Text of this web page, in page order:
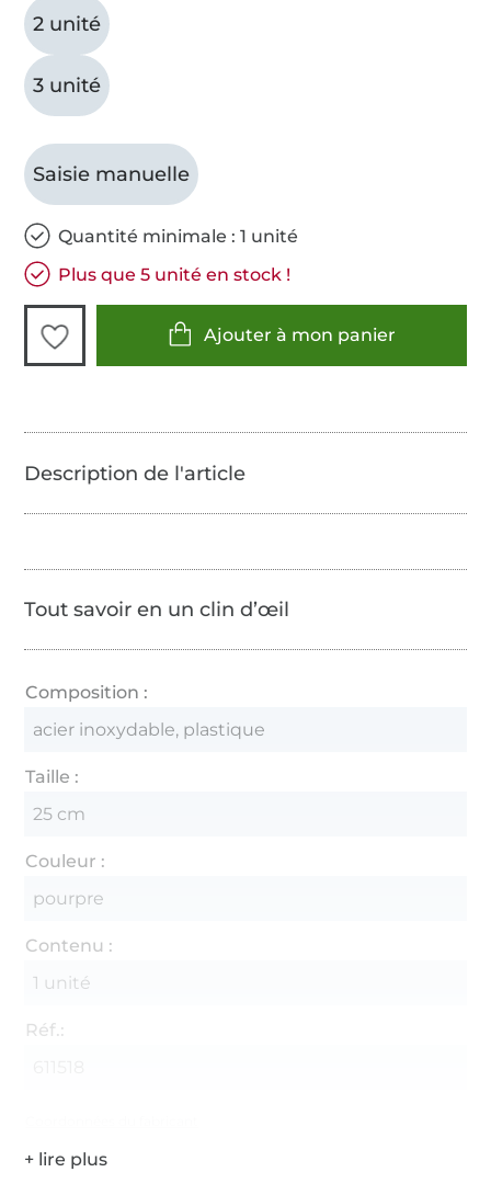
2 unité
3 unité
Saisie manuelle
Quantité minimale : 1 unité
Plus que 5 unité en stock !
Ajouter à mon panier
Tout savoir en un clin d’œil
Composition :
acier inoxydable, plastique
Taille :
25 cm
Couleur :
pourpre
Contenu :
1 unité
Réf.: